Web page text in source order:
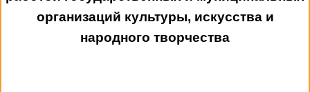
организаций культуры, искусства и
народного творчества